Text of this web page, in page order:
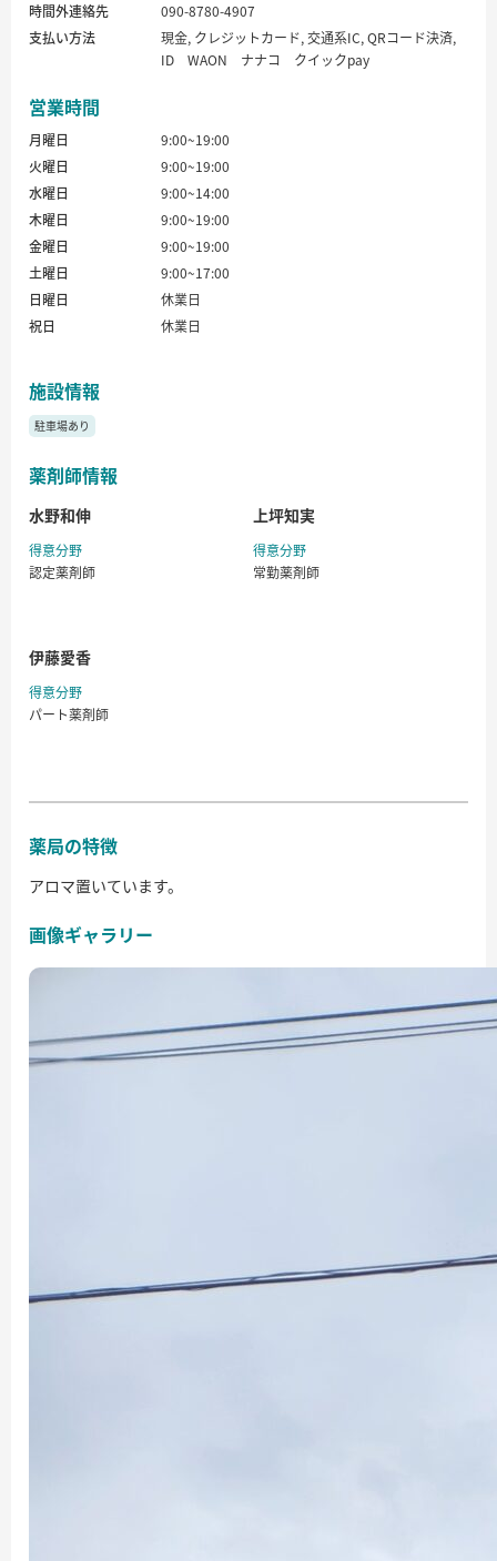
時間外連絡先
090-8780-4907
支払い方法
現金, クレジットカード, 交通系IC, QRコード決済,
ID WAON ナナコ クイックpay
営業時間
月曜日
9:00~19:00
火曜日
9:00~19:00
水曜日
9:00~14:00
木曜日
9:00~19:00
金曜日
9:00~19:00
土曜日
9:00~17:00
日曜日
休業日
祝日
休業日
施設情報
駐車場あり
薬剤師情報
水野和伸
得意分野
認定薬剤師
上坪知実
得意分野
常勤薬剤師
伊藤愛香
得意分野
パート薬剤師
薬局の特徴
アロマ置いています。
画像ギャラリー